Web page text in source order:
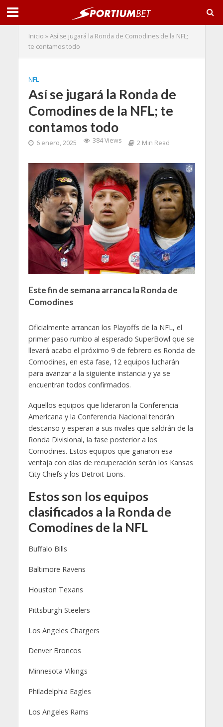
Inicio »Así se jugará la Ronda de Comodines de la NFL;
te contamos todo
NFL
Así se jugará la Ronda de
Comodines de la NFL; te
contamos todo
6 enero, 2025 384 Views 2 Min Read
Este fin de semana arranca la Ronda de
Comodines
Oficialmente arrancan los Playoffs de la NFL, el
primer paso rumbo al esperado SuperBowl que se
llevará acabo el próximo 9 de febrero es Ronda de
Comodines, en esta fase, 12 equipos lucharán
para avanzar a la siguiente instancia y ya se
encuentran todos confirmados.
Aquellos equipos que lideraron la Conferencia
Americana y la Conferencia Nacional tendrán
descanso y esperan a sus rivales que saldrán de la
Ronda Divisional, la fase posterior a los
Comodines. Estos equipos que ganaron esa
ventaja con días de recuperación serán los Kansas
City Chiefs y los Detroit Lions.
Estos son los equipos
clasificados a la Ronda de
Comodines de la NFL
Buffalo Bills
Baltimore Ravens
Houston Texans
Pittsburgh Steelers
Los Angeles Chargers
Denver Broncos
Minnesota Vikings
Philadelphia Eagles
Los Angeles Rams